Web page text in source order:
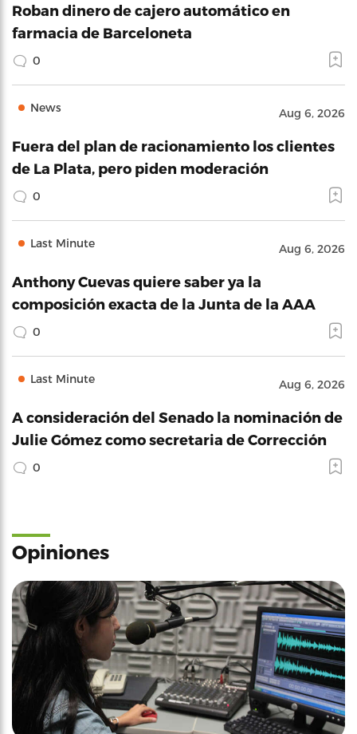
Roban dinero de cajero automático en
farmacia de Barceloneta
0
News Aug 6, 2026
Fuera del plan de racionamiento los clientes
de La Plata, pero piden moderación
0
Last Minute Aug 6, 2026
Anthony Cuevas quiere saber ya la
composición exacta de la Junta de la AAA
0
Last Minute Aug 6, 2026
A consideración del Senado la nominación de
Julie Gómez como secretaria de Corrección
0
Opiniones